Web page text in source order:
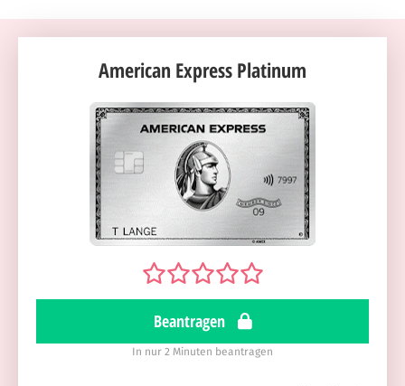
American Express Platinum
Beantragen
In nur 2 Minuten beantragen